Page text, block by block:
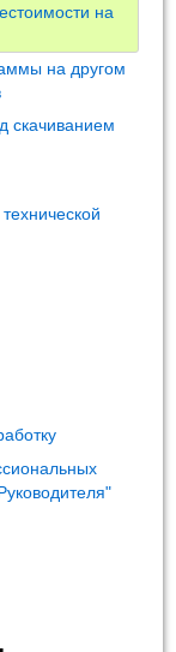
на
на другом
скачиванием